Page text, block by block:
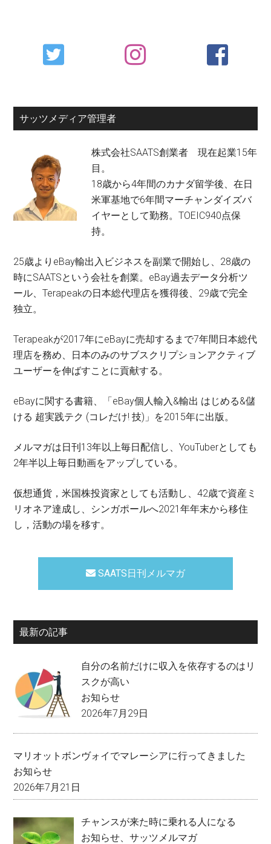
Primary
Sidebar
サッツメディア管理者
株式会社SAATS創業者 現在起業15年
目。
18歳から4年間のカナダ留学後、在日
米軍基地で6年間マーチャンダイズバ
イヤーとして勤務。TOEIC940点保
持。
25歳よりeBay輸出入ビジネスを副業で開始し、28歳の
時にSAATSという会社を創業。eBay過去データ分析ツ
ール、Terapeakの日本総代理店を獲得後、29歳で完全
独立。
Terapeakが2017年にeBayに売却するまで7年間日本総代
理店を務め、日本のみのサブスクリプションアクティブ
ユーザーを伸ばすことに貢献する。
eBayに関する書籍、「eBay個人輸入&輸出 はじめる&儲
ける 超実践テク (コレだけ! 技)」を2015年に出版。
メルマガは日刊13年以上毎日配信し、YouTuberとしても
2年半以上毎日動画をアップしている。
仮想通貨，米国株投資家としても活動し、42歳で資産ミ
リオネア達成し、シンガポールへ2021年年末から移住
し，活動の場を移す。
SAATS日刊メルマガ
最新の記事
自分の名前だけに収入を依存するのはリ
スクが高い
お知らせ
2026年7月29日
マリオットボンヴォイでマレーシアに行ってきました
お知らせ
2026年7月21日
チャンスが来た時に乗れる人になる
お知らせ、サッツメルマガ